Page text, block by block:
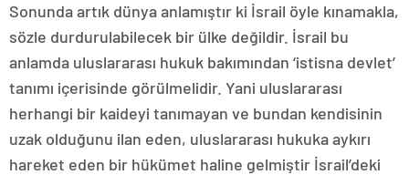
Sonunda artık dünya anlamıştır ki İsrail öyle kınamakla,
sözle durdurulabilecek bir ülke değildir. İsrail bu
anlamda uluslararası hukuk bakımından ‘istisna devlet’
tanımı içerisinde görülmelidir. Yani uluslararası
herhangi bir kaideyi tanımayan ve bundan kendisinin
uzak olduğunu ilan eden, uluslararası hukuka aykırı
hareket eden bir hükümet haline gelmiştir İsrail’deki